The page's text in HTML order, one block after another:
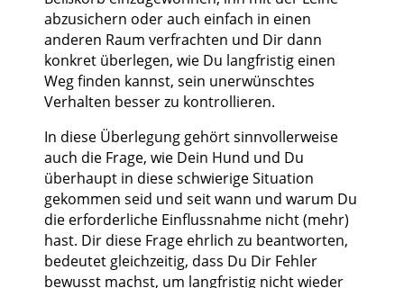
abzusichern oder auch einfach in einen
anderen Raum verfrachten und Dir dann
konkret überlegen, wie Du langfristig einen
Weg finden kannst, sein unerwünschtes
Verhalten besser zu kontrollieren.
In diese Überlegung gehört sinnvollerweise
auch die Frage, wie Dein Hund und Du
überhaupt in diese schwierige Situation
gekommen seid und seit wann und warum Du
die erforderliche Einflussnahme nicht (mehr)
hast. Dir diese Frage ehrlich zu beantworten,
bedeutet gleichzeitig, dass Du Dir Fehler
bewusst machst, um langfristig nicht wieder